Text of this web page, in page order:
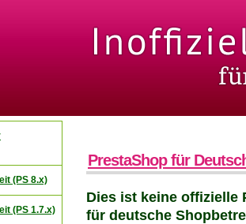
PrestaShop für
Dies ist keine offizielle
für deutsche
(PS 8.x)
(PS 1.7.x)